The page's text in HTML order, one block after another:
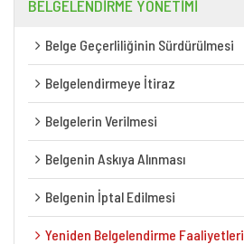
BELGELENDIRME YÖNETIMI
Belge Geçerliliğinin Sürdürülmesi
Belgelendirmeye İtiraz
Belgelerin Verilmesi
Belgenin Askıya Alınması
Belgenin İptal Edilmesi
Yeniden Belgelendirme Faaliyetleri